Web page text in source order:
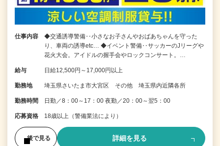
仕事内容
◆交通誘導警備‥小さなお子さんやおばあちゃんを守った
り、車両の誘導etc… ◆イベント警備‥サッカーのJリーグや
花火大会。アイドルの握手会やロックコンサート。…
給与 日給12,500円～17,000円以上
勤務地 埼玉県さいたま市大宮区 その他 埼玉県内近隣各所
勤務時間 日勤／8：00～17：00 夜勤／20：00～翌5：00
応募資格 18歳以上（警備業法により）
後で見る 詳細を見る